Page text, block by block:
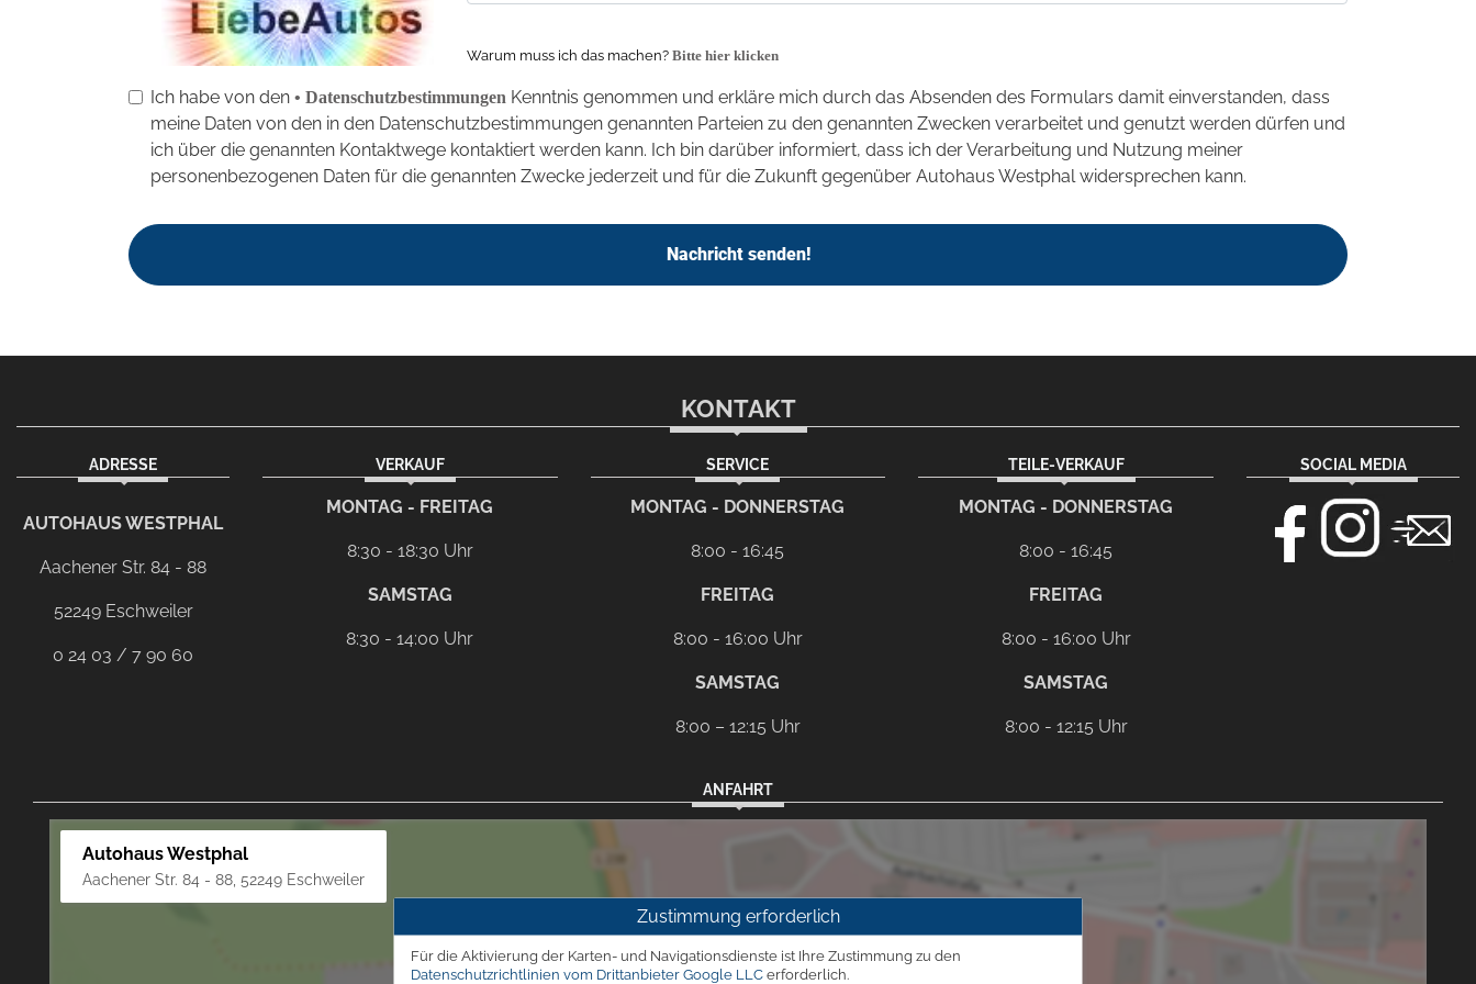
Warum muss ich das machen? Bitte hier klicken
Ich habe von den • Datenschutzbestimmungen Kenntnis genommen und erkläre mich durch das Absenden des Formulars damit einverstanden, dass
meine Daten von den in den Datenschutzbestimmungen genannten Parteien zu den genannten Zwecken verarbeitet und genutzt werden dürfen und
ich über die genannten Kontaktwege kontaktiert werden kann. Ich bin darüber informiert, dass ich der Verarbeitung und Nutzung meiner
personenbezogenen Daten für die genannten Zwecke jederzeit und für die Zukunft gegenüber Autohaus Westphal widersprechen kann.
Nachricht senden!
KONTAKT
ADRESSE
AUTOHAUS WESTPHAL
Aachener Str. 84 - 88
52249 Eschweiler
0 24 03 / 7 90 60
VERKAUF
MONTAG - FREITAG
8:30 - 18:30 Uhr
SAMSTAG
8:30 - 14:00 Uhr
SERVICE
MONTAG - DONNERSTAG
8:00 - 16:45
FREITAG
8:00 - 16:00 Uhr
SAMSTAG
8:00 – 12:15 Uhr
TEILE-VERKAUF
MONTAG - DONNERSTAG
8:00 - 16:45
FREITAG
8:00 - 16:00 Uhr
SAMSTAG
8:00 - 12:15 Uhr
SOCIAL MEDIA
Dieser Link führt zu Ihrem eMail-Programm
ANFAHRT
Autohaus Westphal
Aachener Str. 84 - 88, 52249 Eschweiler
Zustimmung erforderlich
Für die Aktivierung der Karten- und Navigationsdienste ist Ihre Zustimmung zu den
Datenschutzrichtlinien vom Drittanbieter Google LLCerforderlich.